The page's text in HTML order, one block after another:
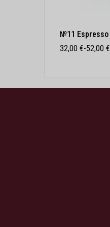
№11 Espresso
32,00 €-52,00 €